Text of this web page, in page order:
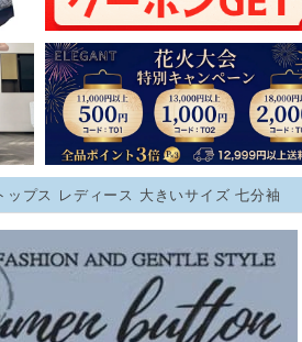
プス レディース 大きいサイズ 七分袖